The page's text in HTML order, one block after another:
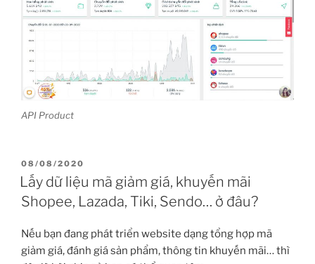
API Product
ĐĂNG
TRONG
08/08/2020
Lấy dữ liệu mã giảm giá, khuyến mãi
Shopee, Lazada, Tiki, Sendo… ở đâu?
Nếu bạn đang phát triển website dạng tổng hợp mã
giảm giá, đánh giá sản phẩm, thông tin khuyến mãi… thì